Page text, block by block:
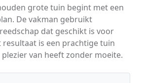
grote tuin begint met een
De vakman gebruikt
dat geschikt is voor
is een prachtige tuin
van heeft zonder moeite.